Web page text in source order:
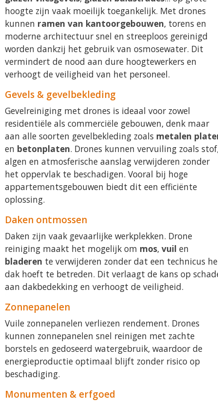
hoogte zijn vaak moeilijk toegankelijk. Met drones
kunnen ramen van kantoorgebouwen, torens en
moderne architectuur snel en streeploos gereinigd
worden dankzij het gebruik van osmosewater. Dit
vermindert de nood aan dure hoogtewerkers en
verhoogt de veiligheid van het personeel.
Gevels & gevelbekleding
Gevelreiniging met drones is ideaal voor zowel
residentiële als commerciële gebouwen, denk maar
aan alle soorten gevelbekleding zoals metalen
en betonplaten. Drones kunnen vervuiling zoals
algen en atmosferische aanslag verwijderen zonder
het oppervlak te beschadigen. Vooral bij hoge
appartementsgebouwen biedt dit een efficiënte
oplossing.
Daken ontmossen
Daken zijn vaak gevaarlijke werkplekken. Drone
reiniging maakt het mogelijk om mos, vuil en
bladeren te verwijderen zonder dat een technicus
dak hoeft te betreden. Dit verlaagt de kans op
aan dakbedekking en verhoogt de veiligheid.
Zonnepanelen
Vuile zonnepanelen verliezen rendement. Drones
kunnen zonnepanelen snel reinigen met zachte
borstels en gedoseerd watergebruik, waardoor de
energieproductie optimaal blijft zonder risico op
beschadiging.
Monumenten & erfgoed